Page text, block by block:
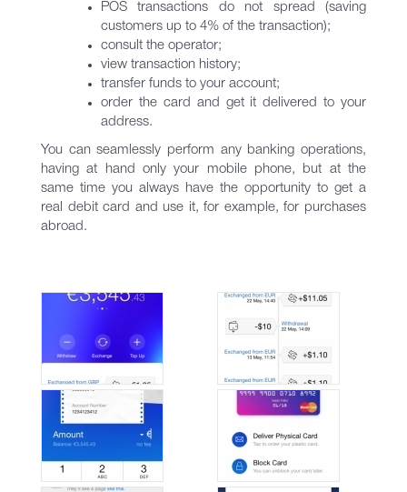
POS transactions do not spread (saving
customers up to 4% of the transaction);
consult the operator;
view transaction history;
transfer funds to your account;
order the card and get it delivered to your
address.
You can seamlessly perform any banking operations,
having at hand only your mobile phone, but at the
same time you always have the opportunity to get a
real debit card and use it, for example, for purchases
abroad.